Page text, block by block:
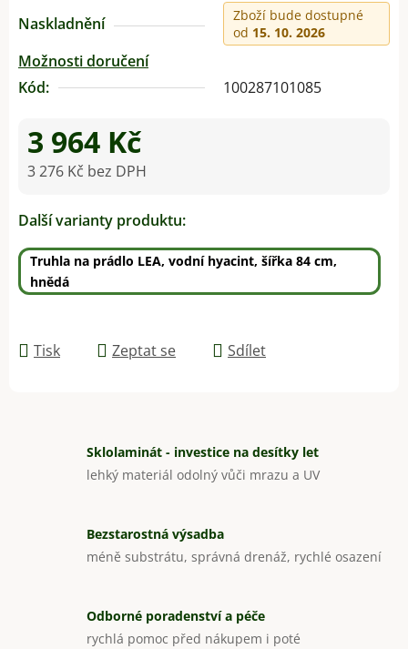
Naskladnění
Zboží bude dostupné
od 15. 10. 2026
Možnosti doručení
Kód:
100287101085
3 964 Kč
3 276 Kč bez DPH
Další varianty produktu:
Truhla na prádlo LEA, vodní hyacint, šířka 84 cm,
hnědá
Tisk Zeptat se Sdílet
Sklolaminát - investice na desítky let
lehký materiál odolný vůči mrazu a UV
Bezstarostná výsadba
méně substrátu, správná drenáž, rychlé osazení
Odborné poradenství a péče
rychlá pomoc před nákupem i poté